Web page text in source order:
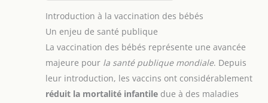
Introduction à la vaccination des bébés
Un enjeu de santé publique
La vaccination des bébés représente une avancée
majeure pour la santé publique mondiale. Depuis
leur introduction, les vaccins ont considérablement
réduit la mortalité infantile due à des maladies